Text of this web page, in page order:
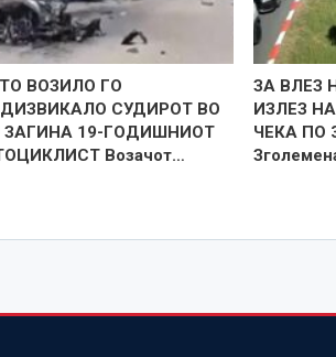
ВОЗИЛО ГО
СУДИРОТ ВО
ЗАГИНА 19-ГОДИШНИОТ
Возачот…
ЗА ВЛЕЗ
ИЗЛЕЗ
ЧЕКА ПО